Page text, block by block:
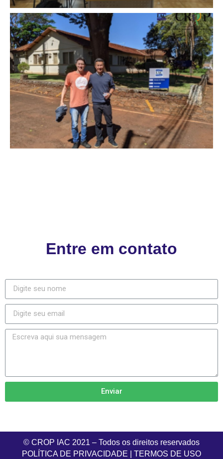
Entre em contato
Enviar
© CROP IAC 2021 – Todos os direitos reservados
POLÍTICA DE PRIVACIDADE
TERMOS DE USO